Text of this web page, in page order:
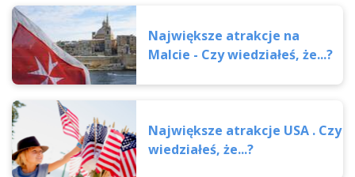
Największe atrakcje na
Malcie - Czy wiedziałeś, że...?
Największe atrakcje USA . Czy
wiedziałeś, że...?